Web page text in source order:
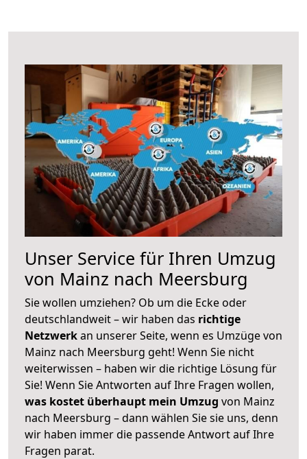
Unser Service für Ihren Umzug
von Mainz nach Meersburg
Sie wollen umziehen? Ob um die Ecke oder
deutschlandweit – wir haben das richtige
Netzwerkan unserer Seite, wenn es Umzüge von
Mainz nach Meersburg geht! Wenn Sie nicht
weiterwissen – haben wir die richtige Lösung für
Sie! Wenn Sie Antworten auf Ihre Fragen wollen,
was kostet überhaupt mein Umzug von Mainz
nach Meersburg – dann wählen Sie sie uns, denn
wir haben immer die passende Antwort auf Ihre
Fragen parat.